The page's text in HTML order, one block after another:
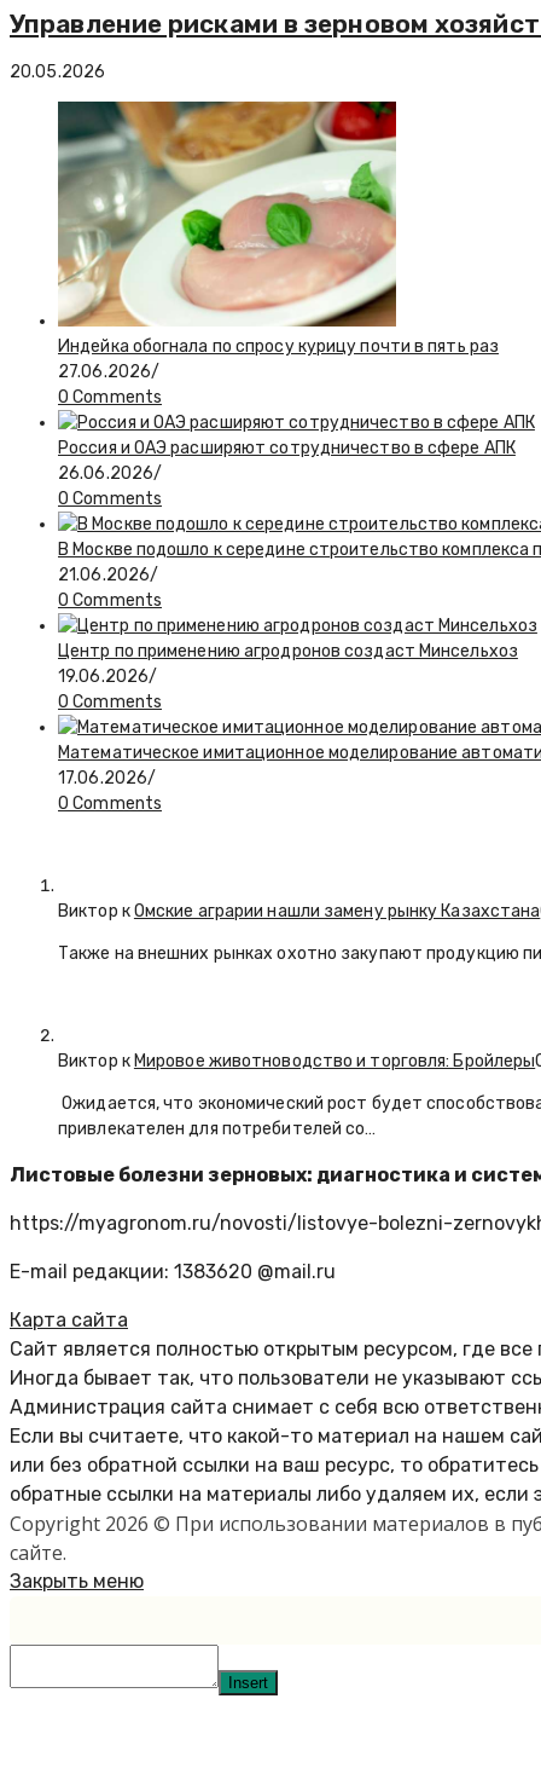
Управление рисками в зерновом
20.05.2026
Индейка обогнала по спросу курицу почти в пять раз
27.06.2026/
0 Comments
Россия и ОАЭ расширяют сотрудничество в сфере АПК
26.06.2026/
0 Comments
В Москве подошло к середине строительство комплекса
21.06.2026/
0 Comments
Центр по применению агродронов создаст Минсельхоз
19.06.2026/
0 Comments
Математическое имитационное моделирование
17.06.2026/
0 Comments
Виктор кОмские аграрии нашли замену рынку Казахстана
Также на внешних рынках охотно закупают продукцию
Виктор к Мировое животноводство и торговля: Бройлеры
Ожидается, что экономический рост будет
привлекателен для потребителей со…
Листовые болезни зерновых: диагностика и
https://myagronom.ru/novosti/listovye-bolezni-
E-mail редакции: 1383620 @mail.ru
Карта сайта
Сайт является полностью открытым ресурсом, где
Иногда бывает так, что пользователи не указывают
Администрация сайта снимает с себя всю
Если вы считаете, что какой-то материал на нашем
или без обратной ссылки на ваш ресурс, то
обратные ссылки на материалы либо удаляем их, если
Copyright 2026 © При использовании материалов в
сайте.
Закрыть меню
Insert